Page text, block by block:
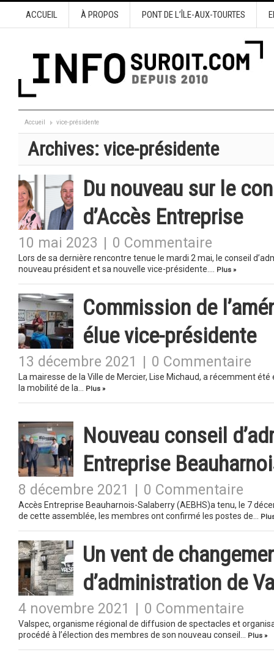
ACCUEIL À PROPOS PONT DE L’ÎLE-AUX-TOURTES
Accueil vice-présidente
Archives:vice-présidente
Du nouveau sur le
d’Accès Entreprise
10 mai 2023 0 Commentaire
Lors de sa dernière rencontre tenue le mardi 2 mai, le conseil
nouveau président et sa nouvelle vice-présidente….
Plus »
Commission de
élue vice-présidente
13 décembre 2021 0 Commentaire
La mairesse de la Ville de Mercier, Lise Michaud, a récemment
la mobilité de la…
Plus »
Nouveau conseil
Entreprise
8 décembre 2021 0 Commentaire
Accès Entreprise Beauharnois-Salaberry (AEBHS)a tenu, le 7
de cette assemblée, les membres ont confirmé les postes de…
Un vent de
d’administration de
4 novembre 2021 0 Commentaire
Valspec, organisme régional de diffusion de spectacles et
procédé à l’élection des membres de son nouveau conseil…
Plus »